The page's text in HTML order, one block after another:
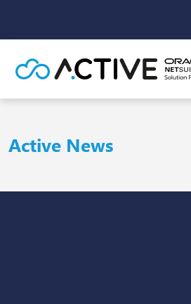
Active News